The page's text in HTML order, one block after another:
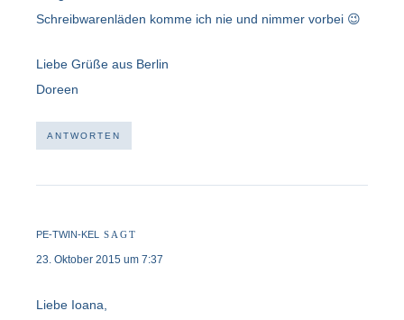
Schreibwarenläden komme ich nie und nimmer vorbei 😉
Liebe Grüße aus Berlin
Doreen
ANTWORTEN
PE-TWIN-KEL SAGT
23. Oktober 2015 um 7:37
Liebe Ioana,